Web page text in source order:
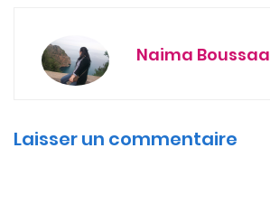
Naima Boussaa
Laisser un commentaire